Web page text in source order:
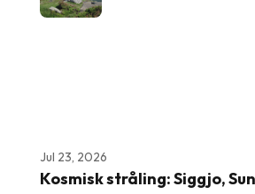
Jul 23, 2026
Kosmisk stråling: Siggjo,